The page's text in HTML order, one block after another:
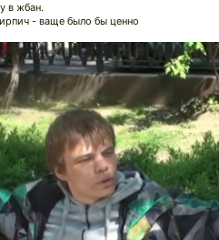
в жбан.
- ваще было бы ценно